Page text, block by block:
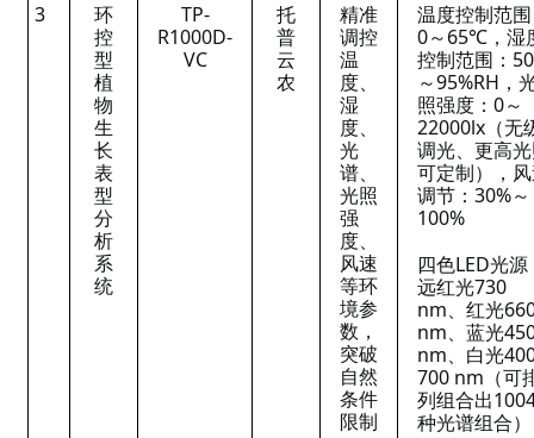
3
环
控
型
植
物
生
长
表
型
分
析
系
统
TP-
R1000D-
VC
托
普
云
农
精准
调控
温
度、
湿
度、
光
谱、
光照
强
度、
风速
等环
境参
数，
突破
自然
条件
限制
温度控制范
0～65℃，湿
控制范围：50
～95%RH，
照强度：0～
22000lx（无
调光、更高
可定制），
调节：30%～
100%
四色LED光源
远红光730
nm、红光
nm、蓝光
nm、白光
700 nm（可
列组合出
种光谱组合）